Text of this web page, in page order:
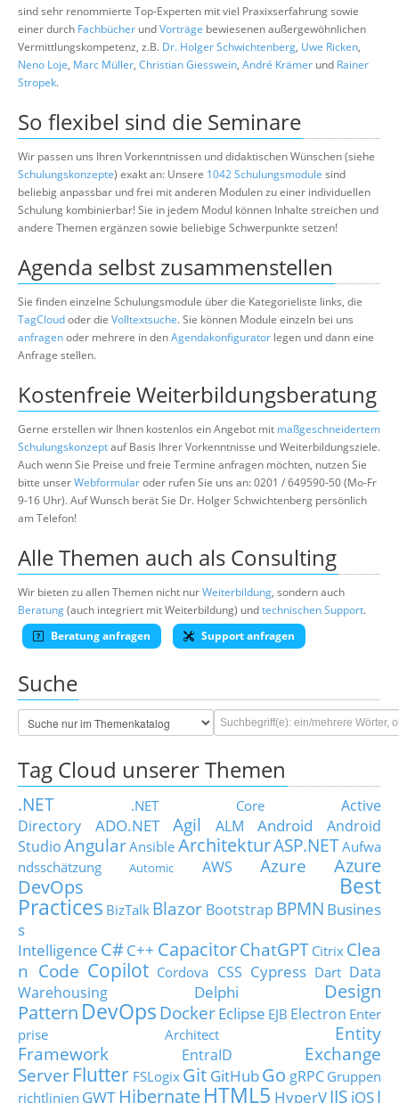
sind sehr renommierte Top-Experten mit viel Praxixserfahrung sowie
einer durch Fachbücher undVorträge bewiesenen außergewöhnlichen
Vermittlungskompetenz, z.B. Dr. Holger Schwichtenberg, Uwe Ricken,
Neno Loje, Marc Müller, Christian Giesswein, André Krämer und Rainer
Stropek.
So flexibel sind die Seminare
Wir passen uns Ihren Vorkenntnissen und didaktischen Wünschen (siehe
Schulungskonzepte) exakt an: Unsere 1042 Schulungsmodule sind
beliebig anpassbar und frei mit anderen Modulen zu einer individuellen
Schulung kombinierbar! Sie in jedem Modul können Inhalte streichen und
andere Themen ergänzen sowie beliebige Schwerpunkte setzen!
Agenda selbst zusammenstellen
Sie finden einzelne Schulungsmodule über die Kategorieliste links, die
TagCloudoder die Volltextsuche. Sie können Module einzeln bei uns
anfragenoder mehrere in denAgendakonfigurator legen und dann eine
Anfrage stellen.
Kostenfreie Weiterbildungsberatung
Gerne erstellen wir Ihnen kostenlos ein Angebot mit maßgeschneidertem
Schulungskonzeptauf Basis Ihrer Vorkenntnisse und Weiterbildungsziele.
Auch wenn Sie Preise und freie Termine anfragen möchten, nutzen Sie
bitte unserWebformularoder rufen Sie uns an: 0201 / 649590-50 (Mo-Fr
9-16 Uhr). Auf Wunsch berät Sie Dr. Holger Schwichtenberg persönlich
am Telefon!
Alle Themen auch als Consulting
Wir bieten zu allen Themen nicht nurWeiterbildung, sondern auch
Beratung(auch integriert mit Weiterbildung) undtechnischen Support.
Beratung anfragen
Support anfragen
Suche
Tag Cloud unserer Themen
.NET .NET Core
Active
Directory
ADO.NET Agil ALM Android
Android
StudioAngularAnsible ArchitekturASP.NETAufwa
ndsschätzung
Automic AWS Azure
Azure
DevOps
Best
Practices BizTalk Blazor Bootstrap BPMN Busines
s
Intelligence C#C++ CapacitorChatGPT Citrix Clea
n Code Copilot Cordova CSS Cypress Dart Data
Warehousing
Delphi
Design
Pattern DevOps DockerEclipse EJB Electron Enter
prise Architect
Entity
Framework
EntraID
Exchange
Server Flutter FSLogix Git GitHubGo gRPC Gruppen
richtlinien GWT HibernateHTML5 HyperVIIS iOSJ